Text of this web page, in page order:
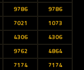
9786
9786
7021
1073
4306
4306
9762
4864
7174
7174